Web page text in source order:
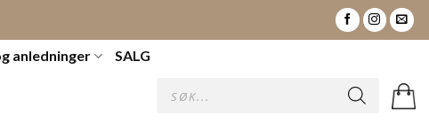
anledninger SALG